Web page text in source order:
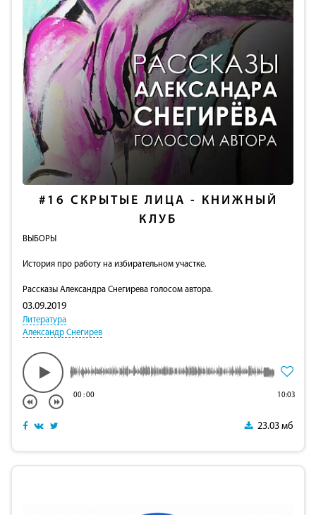
#16 СКРЫТЫЕ ЛИЦА - КНИЖНЫЙ
КЛУБ
ВЫБОРЫ
История про работу на избирательном участке.
Рассказы Александра Снегирева голосом автора.
03.09.2019
Литература
Александр Снегирев
00:00 10:03
23.03 мб